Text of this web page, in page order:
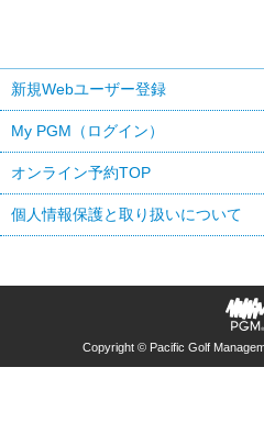
新規Webユーザー登録
My PGM（ログイン）
オンライン予約TOP
個人情報保護と取り扱いについて
Copyright © Pacific Golf